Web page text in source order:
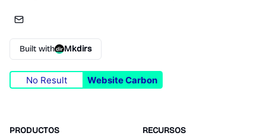
Built with Mkdirs
No Result Website Carbon
PRODUCTOS RECURSOS